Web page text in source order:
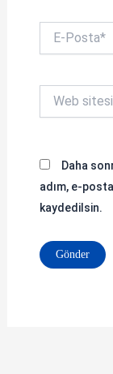
Posta*
sitesi
Daha
adım, e-
kaydedilsin.